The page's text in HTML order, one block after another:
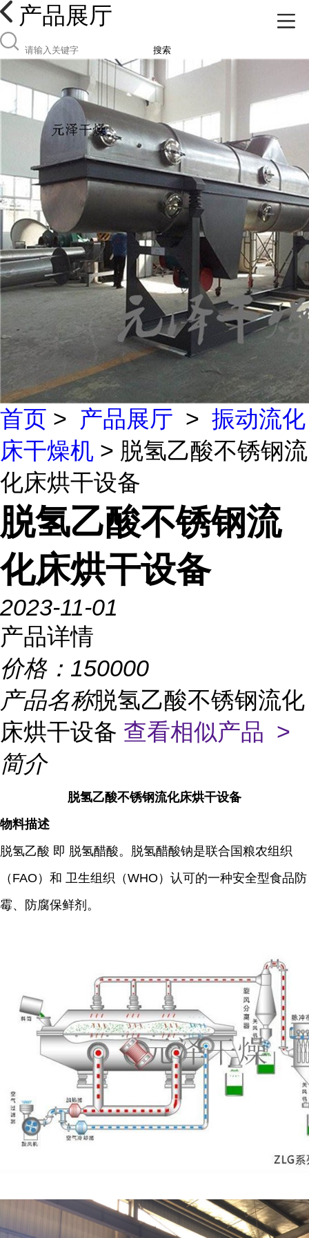
产品展厅
搜索
首页 > 产品展厅 > 振动流化
床干燥机 > 脱氢乙酸不锈钢流
化床烘干设备
脱氢乙酸不锈钢流
化床烘干设备
2023-11-01
产品详情
价格： 150000
产品名称脱氢乙酸不锈钢流化
床烘干设备 查看相似产品 >
简介
脱氢乙酸不锈钢流化床烘干设备
物料描述
脱氢乙酸 即 脱氢醋酸。脱氢醋酸钠是联合国粮农组织
（FAO）和 卫生组织（WHO）认可的一种安全型食品防
霉、防腐保鲜剂。